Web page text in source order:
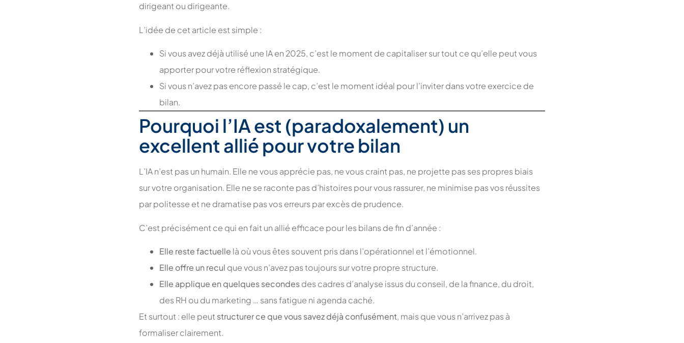
dirigeant ou dirigeante.
L’idée de cet article est simple :
Si vous avez déjà utilisé une IA en 2025, c’est le moment de capitaliser sur tout ce qu’elle peut vous
apporter pour votre réflexion stratégique.
Si vous n’avez pas encore passé le cap, c’est le moment idéal pour l’inviter dans votre exercice de
bilan.
Pourquoi l’IA est (paradoxalement) un
excellent allié pour votre bilan
L’IA n’est pas un humain. Elle ne vous apprécie pas, ne vous craint pas, ne projette pas ses propres biais
sur votre organisation. Elle ne se raconte pas d’histoires pour vous rassurer, ne minimise pas vos réussites
par politesse et ne dramatise pas vos erreurs par excès de prudence.
C’est précisément ce qui en fait un allié efficace pour les bilans de fin d’année :
Elle reste factuelle là où vous êtes souvent pris dans l’opérationnel et l’émotionnel.
Elle offre un recul que vous n’avez pas toujours sur votre propre structure.
Elle applique en quelques secondesdes cadres d’analyse issus du conseil, de la finance, du droit,
des RH ou du marketing … sans fatigue ni agenda caché.
Et surtout : elle peut structurer ce que vous savez déjà confusément, mais que vous n’arrivez pas à
formaliser clairement.